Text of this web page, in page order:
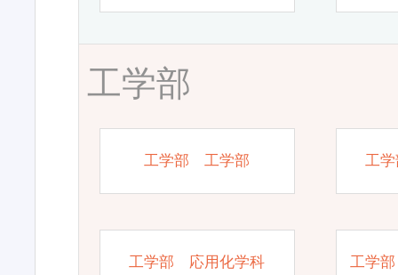
工学部
工学部 工学部 工
工学部 応用化学科 工学